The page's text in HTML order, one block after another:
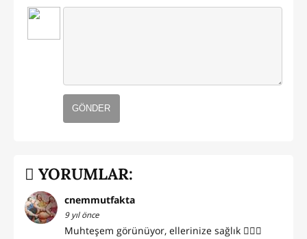
GÖNDER
YORUMLAR:
cnemmutfakta
9 yıl önce
Muhteşem görünüyor, ellerinize sağlık 👍🏻🍀